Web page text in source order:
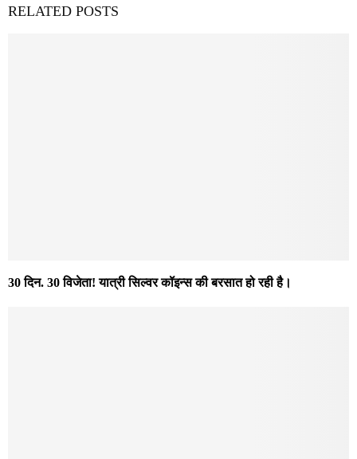
RELATED POSTS
30 दिन. 30 विजेता! यात्री सिल्वर कॉइन्स की बरसात हो रही है।